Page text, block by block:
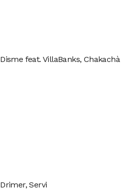
Disme feat. VillaBanks, Chakachà
Drimer, Servi